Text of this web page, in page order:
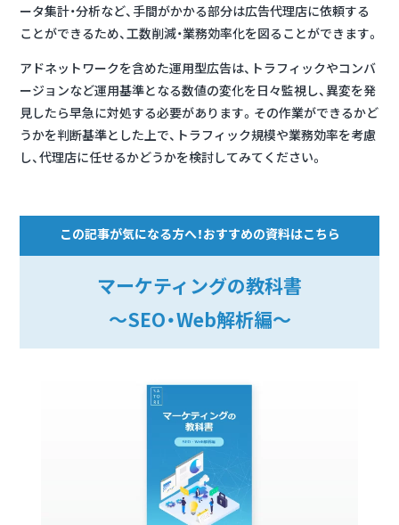
ータ集計・分析など、手間がかかる部分は広告代理店に依頼する
ことができるため、工数削減・業務効率化を図ることができます。
アドネットワークを含めた運用型広告は、トラフィックやコンバ
ージョンなど運用基準となる数値の変化を日々監視し、異変を発
見したら早急に対処する必要があります。その作業ができるかど
うかを判断基準とした上で、トラフィック規模や業務効率を考慮
し、代理店に任せるかどうかを検討してみてください。
この記事が気になる方へ！おすすめの資料はこちら
マーケティングの教科書
～SEO・Web解析編～